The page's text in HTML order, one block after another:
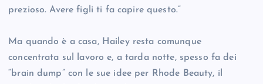
prezioso. Avere figli ti fa capire questo.”
Ma quando è a casa, Hailey resta comunque
concentrata sul lavoro e, a tarda notte, spesso fa dei
“brain dump” con le sue idee per Rhode Beauty, il